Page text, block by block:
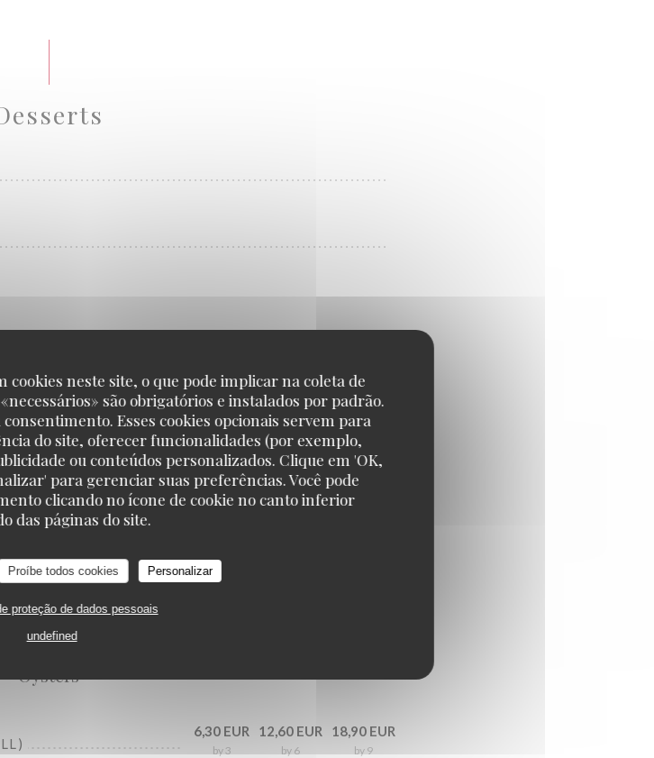
neste site, o que pode implicar na coleta de
são obrigatórios e instalados por padrão.
Esses cookies opcionais servem para
do site, oferecer funcionalidades (por exemplo,
ou conteúdos personalizados. Clique em 'OK,
para gerenciar suas preferências. Você pode
clicando no ícone de cookie no canto inferior
das páginas do site.
Proíbe todos cookies Personalizar
proteção de dados pessoais
undefined
Food
Oysters
platters
Oysters
6,30 EUR
by 3
12,60 EUR
by 6
18,90 EUR
by 9